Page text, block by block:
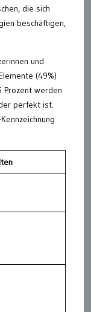
die sich
beschäftigen,
und
(49%)
Prozent werden
perfekt ist.